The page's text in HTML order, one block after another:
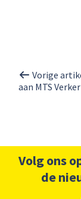
Vorige
aan MTS
Volg ons
de